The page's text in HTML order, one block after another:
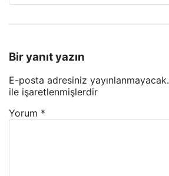
Bir yanıt yazın
E-posta adresiniz yayınlanmayacak.
ile işaretlenmişlerdir
Yorum *